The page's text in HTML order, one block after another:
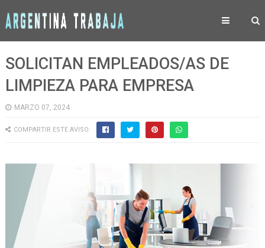
SOLICITAN EMPLEADOS/AS DE
LIMPIEZA PARA EMPRESA
MARZO 07, 2024
COMPARTIR ESTE AVISO: